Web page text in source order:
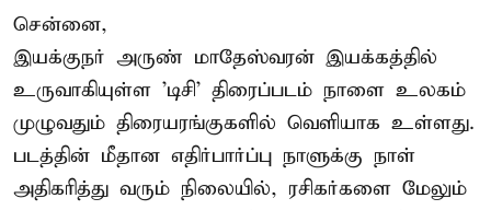
சென்னை,
இயக்குநர் அருண் மாதேஸ்வரன் இயக்கத்தில்
உருவாகியுள்ள 'டிசி' திரைப்படம் நாளை உலகம்
முழுவதும் திரையரங்குகளில் வெளியாக உள்ளது.
படத்தின் மீதான எதிர்பார்ப்பு நாளுக்கு நாள்
அதிகரித்து வரும் நிலையில், ரசிகர்களை மேலும்